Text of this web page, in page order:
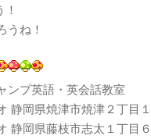
うね！
ンプ英語・英会話教室
県焼津市焼津２丁目１
県藤枝市志太１丁目６